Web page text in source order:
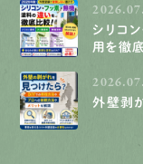
シリコ
用を徹
外壁剥